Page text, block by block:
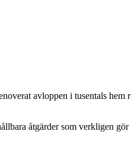
avloppen i tusentals hem
åtgärder som verkligen